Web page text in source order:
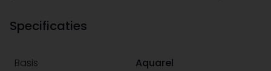
Specificaties
Basis Aquarel